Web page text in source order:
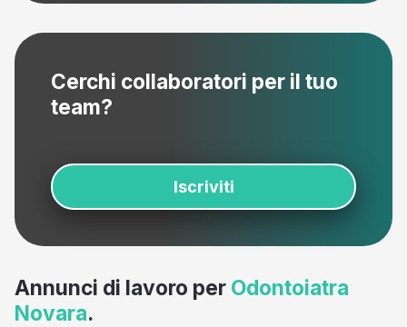
Cerchi collaboratori per il tuo
team?
Iscriviti
Annunci di lavoro per Odontoiatra
Novara.